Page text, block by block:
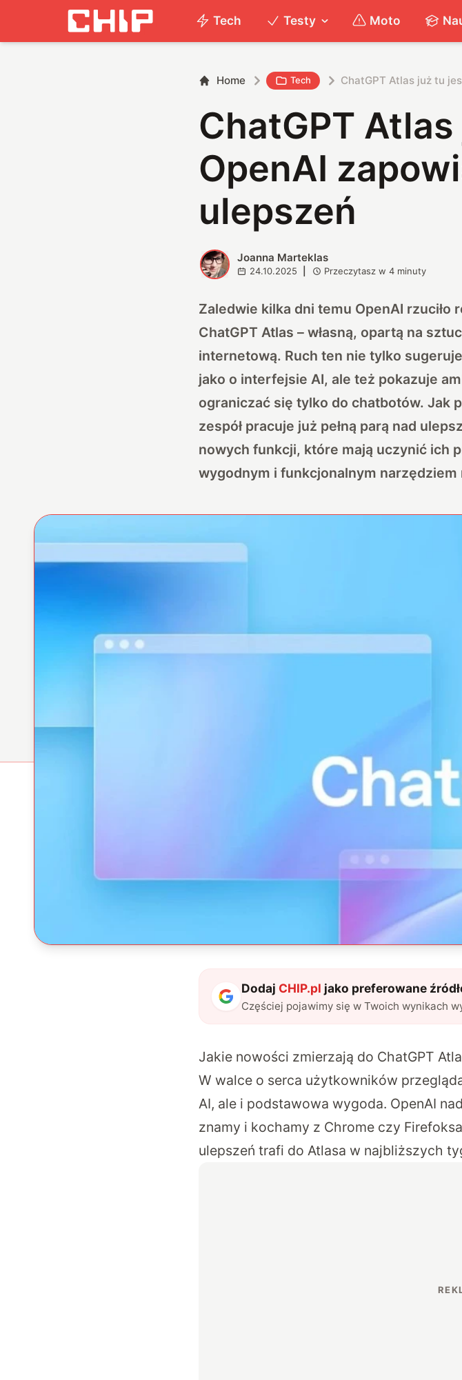
Tech Testy Moto
Home Tech ChatGPT Atlas już tu
ChatGPT
OpenAI
ulepszeń
J Joanna Marteklas
24.10.2025 Przeczytasz w4 minuty
Zaledwie kilka dni temu OpenAI
ChatGPT Atlas – własną, opartą na
internetową. Ruch ten nie tylko
jako o interfejsie AI, ale też pokazuje
ograniczać się tylko do chatbotów. Jak
zespół pracuje już pełną parą nad
nowych funkcji, które mają uczynić ich
wygodnym i funkcjonalnym narzędziem
Dodaj CHIP.pl jako preferowane
Częściej pojawimy się w Twoich wynikach
Jakie nowości zmierzają do ChatGPT
W walce o serca użytkowników
AI, ale i podstawowa wygoda. OpenAI
znamy i kochamy z Chrome czy
ulepszeń trafi do Atlasa w najbliższych